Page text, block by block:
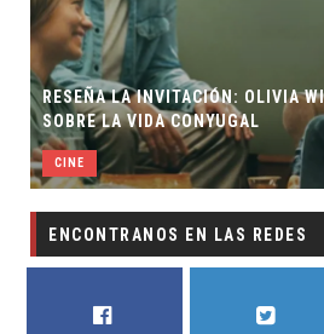
RESEÑA LA INVITACIÓN: OLIVIA
SOBRE LA VIDA CONYUGAL
CINE
ENCONTRANOS EN LAS REDES